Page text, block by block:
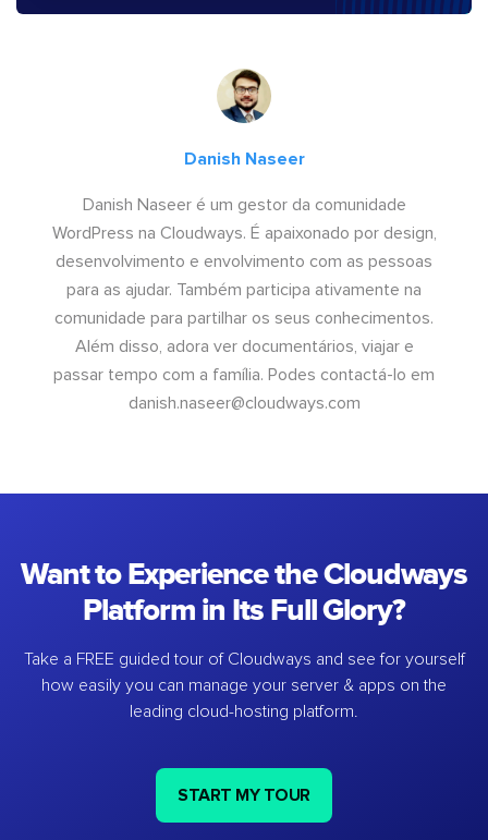
Danish Naseer
Danish Naseer é um gestor da comunidade
WordPress na Cloudways. É apaixonado por design,
desenvolvimento e envolvimento com as pessoas
para as ajudar. Também participa ativamente na
comunidade para partilhar os seus conhecimentos.
Além disso, adora ver documentários, viajar e
passar tempo com a família. Podes contactá-lo em
danish.naseer@cloudways.com
Want to Experience the Cloudways
Platform in Its Full Glory?
Take a FREE guided tour of Cloudways and see for yourself
how easily you can manage your server & apps on the
leading cloud-hosting platform.
START MY TOUR